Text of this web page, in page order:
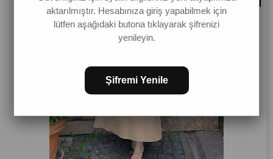
aktarılmıştır. Hesabınıza giriş yapabilmek için
lütfen aşağıdaki butona tıklayarak şifrenizi
yenileyin.
Şifremi Yenile